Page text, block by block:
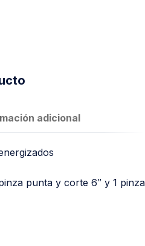
adicional
punta y corte 6″ y 1 pinza